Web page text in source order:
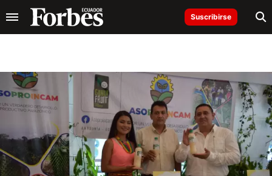
Suscribirse